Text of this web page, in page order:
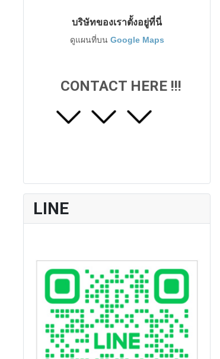
บริษัทของเราตั้งอยู่ที่นี่
ดูแผนที่บน Google Maps
CONTACT HERE !!!
LINE